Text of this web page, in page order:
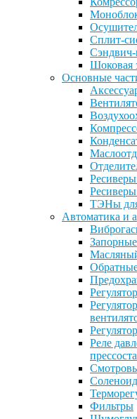
Сплит-
Сэндвич-
Шоковая
Основные
Ресиверы
ТЭНы для
Автоматика и
Реле
Фильтры